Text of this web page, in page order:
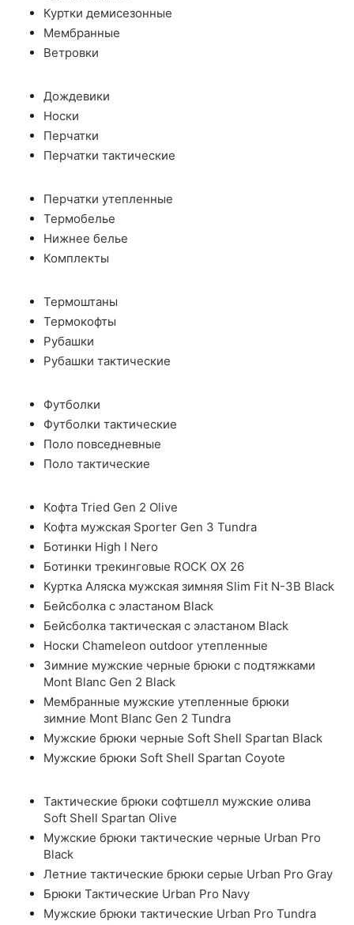
Куртки демисезонные
Мембранные
Ветровки
Дождевики
Носки
Перчатки
Перчатки тактические
Перчатки утепленные
Термобелье
Нижнее белье
Комплекты
Термоштаны
Термокофты
Рубашки
Рубашки тактические
Футболки
Футболки тактические
Поло повседневные
Поло тактические
Кофта Tried Gen 2 Olive
Кофта мужская Sporter Gen 3 Tundra
Ботинки High I Nero
Ботинки трекинговые ROCK OX 26
Куртка Аляска мужская зимняя Slim Fit N-3B Black
Бейсболка с эластаном Black
Бейсболка тактическая с эластаном Black
Носки Chameleon outdoor утепленные
Зимние мужские черные брюки с подтяжками
Mont Blanc Gen 2 Black
Мембранные мужские утепленные брюки
зимние Mont Blanc Gen 2 Tundra
Мужские брюки черные Soft Shell Spartan Black
Мужские брюки Soft Shell Spartan Coyote
Тактические брюки софтшелл мужские олива
Soft Shell Spartan Olive
Мужские брюки тактические черные Urban Pro
Black
Летние тактические брюки серые Urban Pro Gray
Брюки Тактические Urban Pro Navy
Мужские брюки тактические Urban Pro Tundra